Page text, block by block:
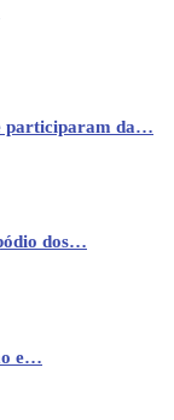
participaram da…
dos…
e…